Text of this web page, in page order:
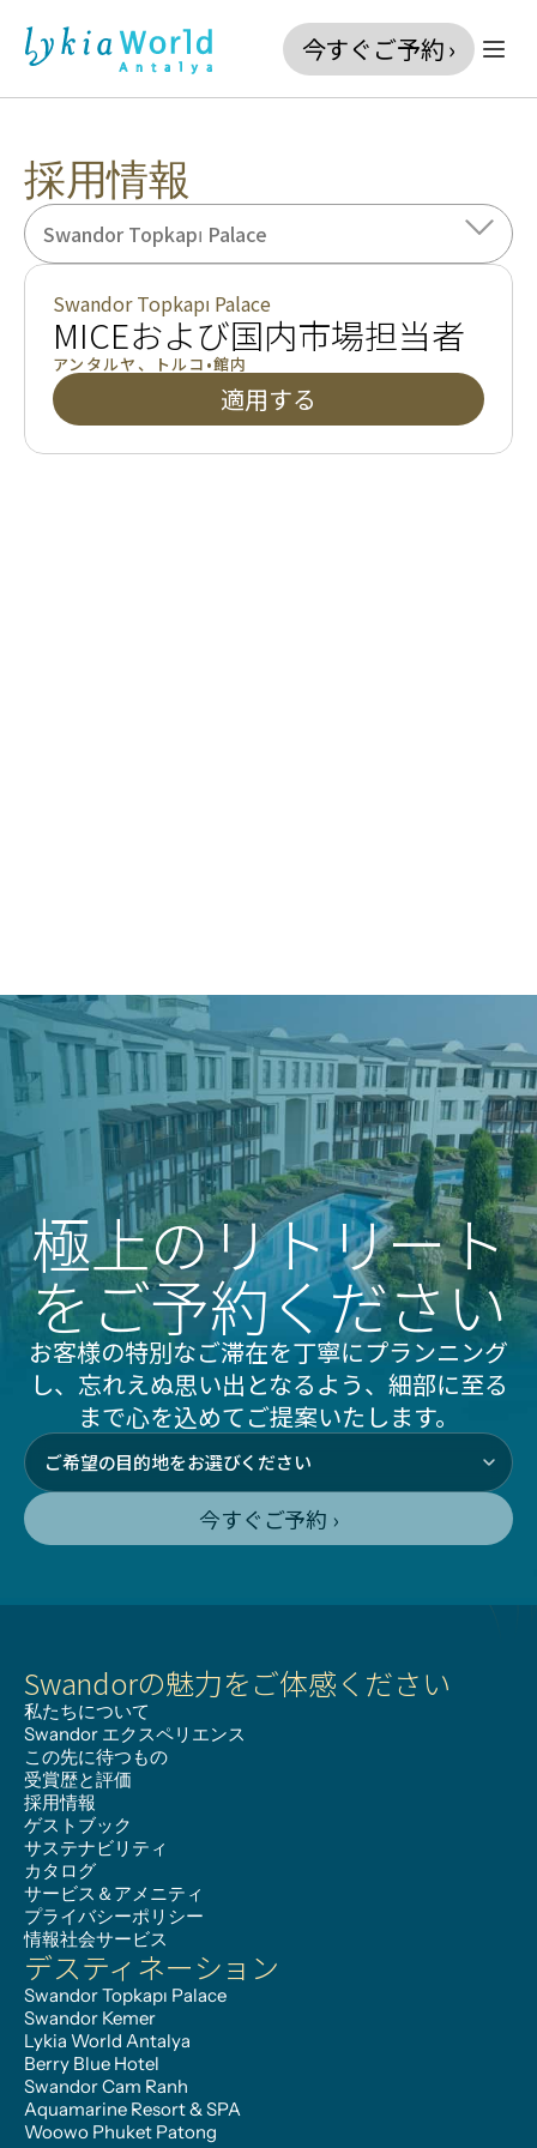
採用情報
Swandor Topkapı Palace
Swandor Topkapı Palace
MICEおよび国内市場担当者
アンタルヤ 、 トルコ •館内
適用する
極上のリトリート
をご予約ください
お客様の特別なご滞在を丁寧にプランニング
し、忘れえぬ思い出となるよう、細部に至る
まで心を込めてご提案いたします。
今すぐご予約 ›
Swandorの魅力をご体感ください
私たちについて
Swandor エクスペリエンス
この先に待つもの
受賞歴と評価
採用情報
ゲストブック
サステナビリティ
カタログ
サービス＆アメニティ
プライバシーポリシー
情報社会サービス
デスティネーション
Swandor Topkapı Palace
Swandor Kemer
Lykia World Antalya
Berry Blue Hotel
Swandor Cam Ranh
Aquamarine Resort & SPA
Woowo Phuket Patong
今すぐご予約 ›